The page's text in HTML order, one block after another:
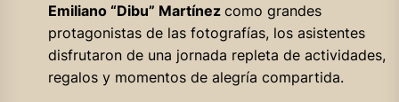
Emiliano “Dibu” Martínez como grandes
protagonistas de las fotografías, los asistentes
disfrutaron de una jornada repleta de actividades,
regalos y momentos de alegría compartida.